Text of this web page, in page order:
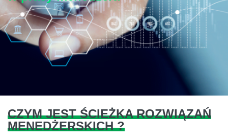
CZYM JEST ŚCIEŻKA ROZWIĄZAŃ
MENEDŻERSKICH ?